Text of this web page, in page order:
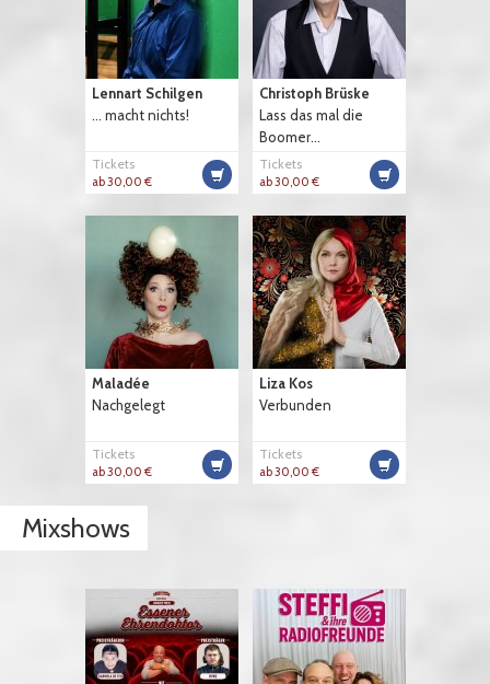
Lennart Schilgen
... macht nichts!
Tickets
ab 30,00 €
Christoph Brüske
Lass das mal die
Boomer...
Tickets
ab 30,00 €
Maladée
Nachgelegt
Tickets
ab 30,00 €
Liza Kos
Verbunden
Tickets
ab 30,00 €
Mixshows